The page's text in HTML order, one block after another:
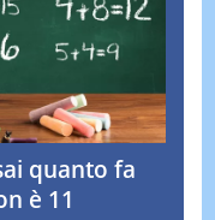
quanto fa
è 11